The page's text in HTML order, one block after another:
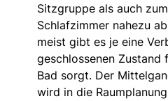
Sitzgruppe als auch
Schlafzimmer nahezu
meist gibt es je eine
geschlossenen Zustand
Bad sorgt. Der
wird in die